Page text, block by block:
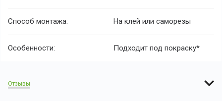
Способ монтажа: На клей или саморезы
Особенности: Подходит под покраску*
Отзывы